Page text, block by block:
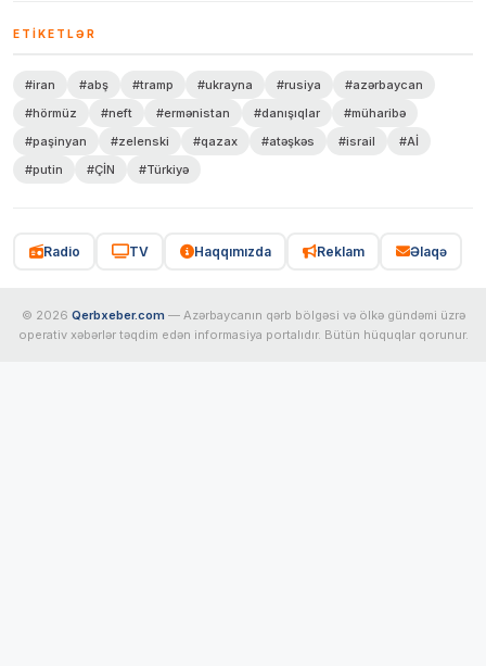
ETIKETLƏR
#iran #abş #tramp #ukrayna #rusiya
#azərbaycan
#hörmüz
#neft #ermənistan #danışıqlar
#müharibə
#paşinyan
#zelenski #qazax #atəşkəs #israil
#Aİ
#putin
#ÇİN #Türkiyə
Radio TV Haqqımızda Reklam Əlaqə
© 2026 Qerbxeber.com — Azərbaycanın qərb bölgəsi və ölkə gündəmi üzrə
operativ xəbərlər təqdim edən informasiya portalıdır. Bütün hüquqlar qorunur.